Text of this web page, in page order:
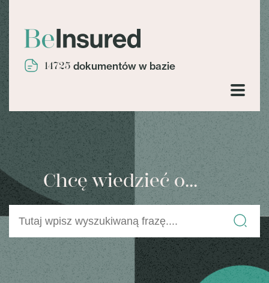
14725 dokumentów w bazie
Chcę wiedzieć o...